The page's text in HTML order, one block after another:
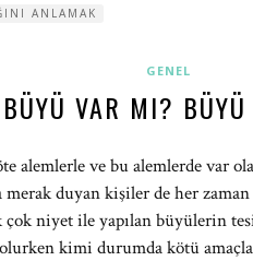
ANLAMAK
GENEL
VAR MI?
alemlerle ve bu alemlerde var
duyan kişiler de her
çok niyet ile yapılan büyülerin
kimi durumda kötü